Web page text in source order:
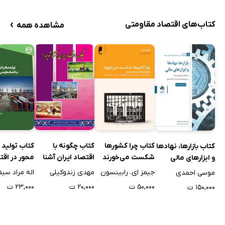
کتاب‌های اقتصاد مقاومتی مشاهده همه ›
کتاب بازارها، نهادها
و ابزارهای مالی
موسی احمدی
۱۵۰,۰۰۰ ت
کتاب چرا کشورها
شکست می‌خورند
جیمز ای. رابینسون
۵۰,۰۰۰ ت
کتاب چگونه با
اقتصاد ایران آشنا
شویم؟
مهدی زندوکیلی
۲۰,۰۰۰ ت
کتاب
محور در
مقاومتی ج.
اله مراد
۲۳,۰۰۰ ت